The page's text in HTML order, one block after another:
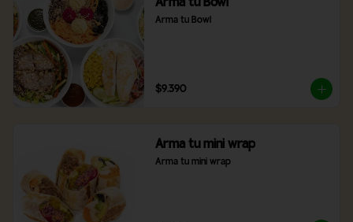
Arma tu Bowl
Arma tu Bowl
$9.390
Arma tu mini wrap
Arma tu mini wrap